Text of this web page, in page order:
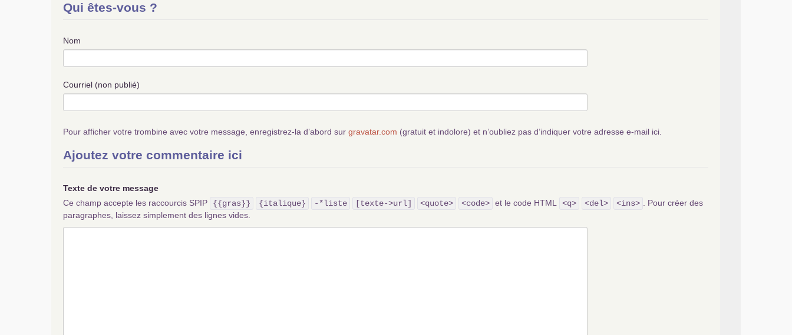
Qui êtes-vous ?
Nom
Courriel (non publié)
Pour afficher votre trombine avec votre message, enregistrez-la d’abord sur gravatar.com (gratuit et indolore) et n’oubliez pas d’indiquer votre adresse e-mail ici.
Ajoutez votre commentaire ici
Texte de votre message
Ce champ accepte les raccourcis SPIP
{{gras}} {italique} -*liste [texte->url] <quote> <code> et le code HTML <q> <del> <ins>
. Pour créer des
paragraphes, laissez simplement des lignes vides.